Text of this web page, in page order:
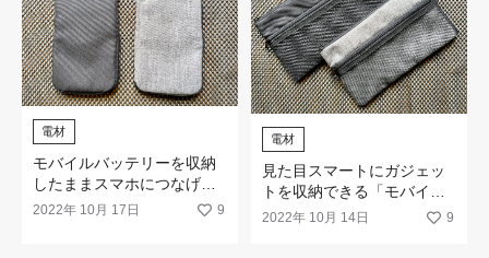
電材
モバイルバッテリーを収納
したままスマホにつなげる
「モバイルポーチ 大 コード
2022年 10月 17日 9
電材
見た目スマートにガジェッ
トを収納できる「モバイル
ポーチ大 Ｌ型」
2022年 10月 14日 9